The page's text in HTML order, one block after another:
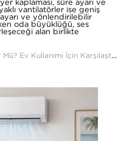
kaplaması, süre ayarı ve
vantilatörler ise geniş
ve yönlendirilebilir
oda büyüklüğü, ses
alan birlikte
Kule Tipi Vantilatör Mü, Ayaklı Vantilatör Mü? Ev Kullanımı İçin Karşılaştırma